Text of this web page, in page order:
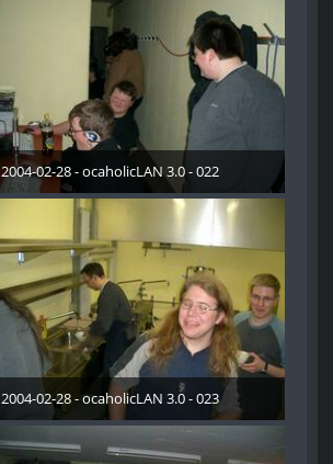
2004-02-28 - ocaholicLAN 3.0 - 022
19. Mai 2015
2004-02-28 - ocaholicLAN 3.0 - 023
19. Mai 2015